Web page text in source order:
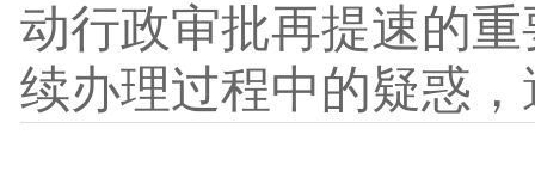
动行政审批再提速的
续办理过程中的疑惑，